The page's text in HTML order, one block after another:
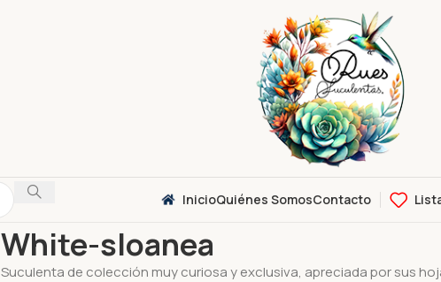
InicioQuiénes SomosContacto
Inicio
White-sloanea
Suculenta de colección muy curiosa y exclusiva, apreciada por sus